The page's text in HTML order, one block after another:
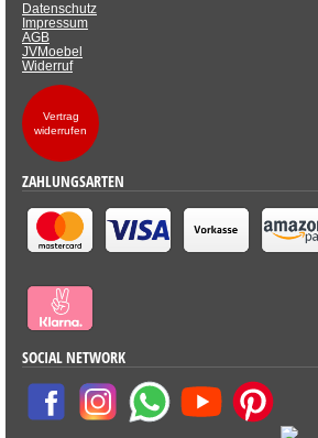
Datenschutz
Impressum
AGB
JVMoebel
Widerruf
Vertrag
widerrufen
ZAHLUNGSARTEN
SOCIAL NETWORK